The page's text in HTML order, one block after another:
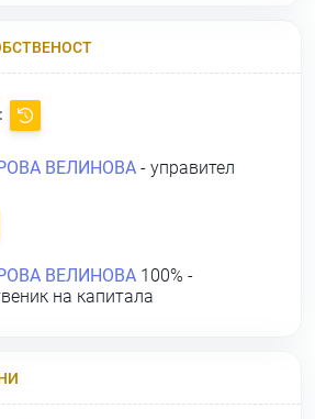
ВЕЛИНОВА - управител
ВЕЛИНОВА 100% -
на капитала